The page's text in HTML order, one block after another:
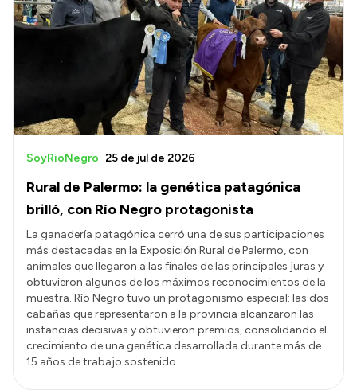
Rural de Palermo: la genética patagónica
brilló, con Río Negro protagonista
SoyRioNegro 25 de jul de 2026
La ganadería patagónica cerró una de sus participaciones
más destacadas en la Exposición Rural de Palermo, con
animales que llegaron a las finales de las principales juras y
obtuvieron algunos de los máximos reconocimientos de la
muestra. Río Negro tuvo un protagonismo especial: las dos
cabañas que representaron a la provincia alcanzaron las
instancias decisivas y obtuvieron premios, consolidando el
crecimiento de una genética desarrollada durante más de
15 años de trabajo sostenido.